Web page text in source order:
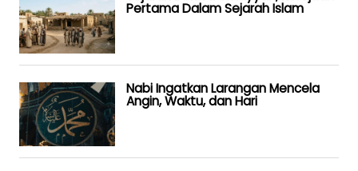
Pertama Dalam Sejarah Islam
Nabi Ingatkan Larangan Mencela
Angin, Waktu, dan Hari